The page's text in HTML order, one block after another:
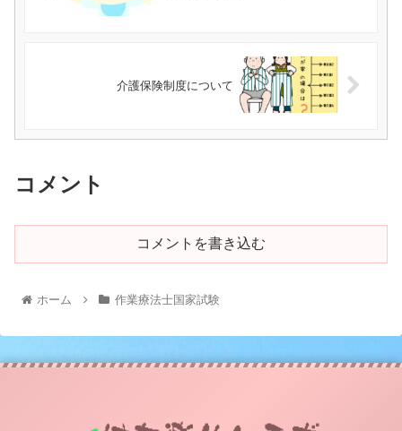
介護保険制度について
コメント
コメントを書き込む
ホーム 作業療法士国家試験